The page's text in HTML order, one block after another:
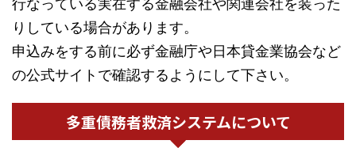
行なっている実在する金融会社や関連会社を装った
りしている場合があります。
申込みをする前に必ず金融庁や日本貸金業協会など
の公式サイトで確認するようにして下さい。
多重債務者救済システムについて